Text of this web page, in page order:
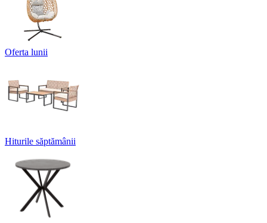
Oferta lunii
Hiturile săptămânii